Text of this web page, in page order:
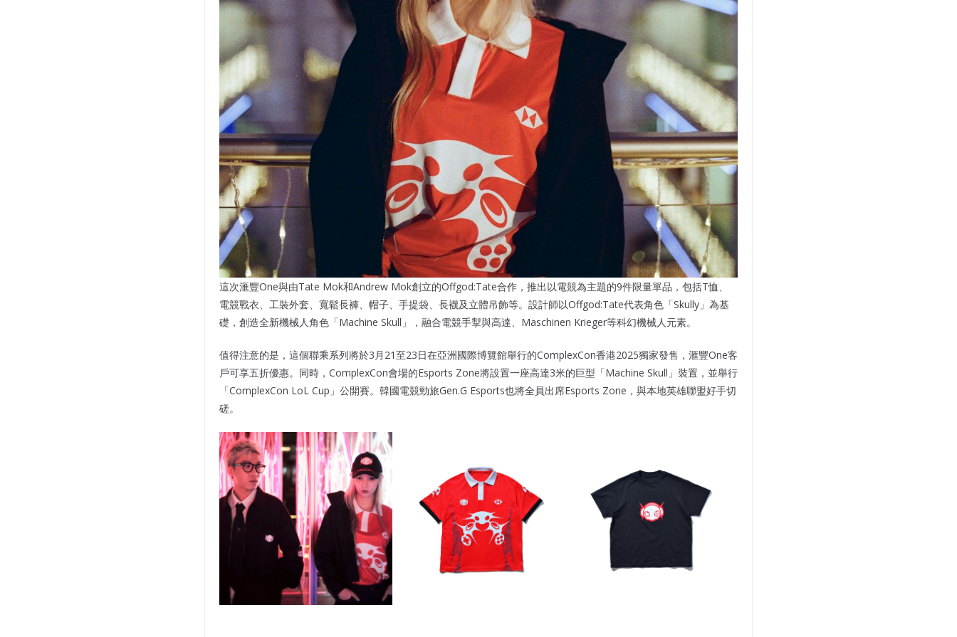
這次滙豐One與由Tate Mok和Andrew Mok創立的Offgod:Tate合作，推出以電競為主題的9件限量單品，包括T恤、
電競戰衣、工裝外套、寬鬆長褲、帽子、手提袋、長襪及立體吊飾等。設計師以Offgod:Tate代表角色「Skully」為基
礎，創造全新機械人角色「Machine Skull」，融合電競手掣與高達、Maschinen Krieger等科幻機械人元素。
值得注意的是，這個聯乘系列將於3月21至23日在亞洲國際博覽館舉行的ComplexCon香港2025獨家發售，滙豐One客
戶可享五折優惠。同時，ComplexCon會場的Esports Zone將設置一座高達3米的巨型「Machine Skull」裝置，並舉行
「ComplexCon LoL Cup」公開賽。韓國電競勁旅Gen.G Esports也將全員出席Esports Zone，與本地英雄聯盟好手切
磋。